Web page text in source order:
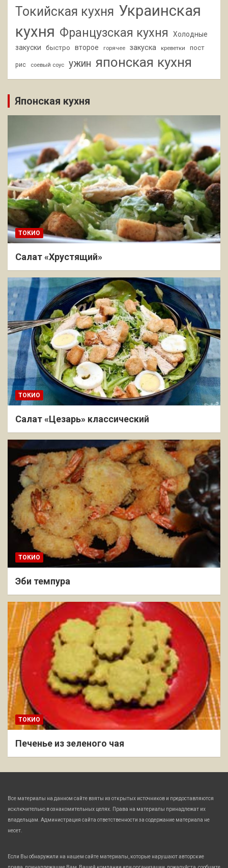
Токийская кухня Украинская
кухня Французская кухня
Холодные
закуски
быстро второе горячее закуска креветки пост
рис соевый соус ужин японская кухня
Японская кухня
ТОКИО
Салат «Хрустящий»
ТОКИО
Салат «Цезарь» классический
ТОКИО
Эби темпура
ТОКИО
Печенье из зеленого чая
Все материалы на данном сайте взяты из открытых источников и предоставляются
исключительно в ознакомительных целях. Права на материалы принадлежат их
владельцам. Администрация сайта ответственности за содержание материала не
несет.
Если Вы обнаружили на нашем сайте материалы, которые нарушают авторские